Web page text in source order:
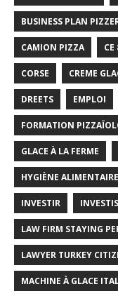
BUSINESS PLAN
CAMION PIZZA
CORSE CREME
DREETS EMPLOI
FORMATION
GLACE À LA FERME
HYGIÈNE ALIMENTAIRE
INVESTIR
LAW FIRM STAYING
LAWYER TURKEY
MACHINE À GLACE